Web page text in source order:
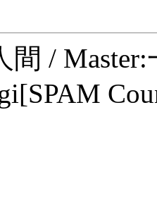
間 /